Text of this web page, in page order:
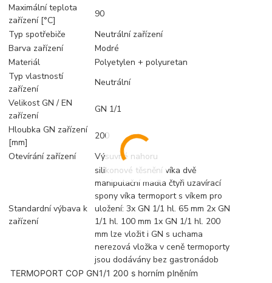
Maximální teplota
zařízení [°C]
90
Typ spotřebiče
Neutrální zařízení
Barva zařízení
Modré
Materiál
Polyetylen + polyuretan
Typ vlastností
zařízení
Neutrální
Velikost GN / EN
zařízení
GN 1/1
Hloubka GN zařízení
[mm]
200
Otevírání zařízení
Výsuvné nahoru
Standardní výbava k
zařízení
silikonové těsnění víka dvě
manipulační madla čtyři uzavírací
spony víka termoport s víkem pro
uložení: 3x GN 1/1 hl. 65 mm 2x GN
1/1 hl. 100 mm 1x GN 1/1 hl. 200
mm lze vložit i GN s uchama
nerezová vložka v ceně termoporty
jsou dodávány bez gastronádob
TERMOPORT COP GN1/1 200 s horním plněním